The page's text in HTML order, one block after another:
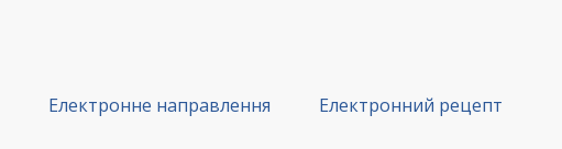
Електронне направлення Електронний рецепт